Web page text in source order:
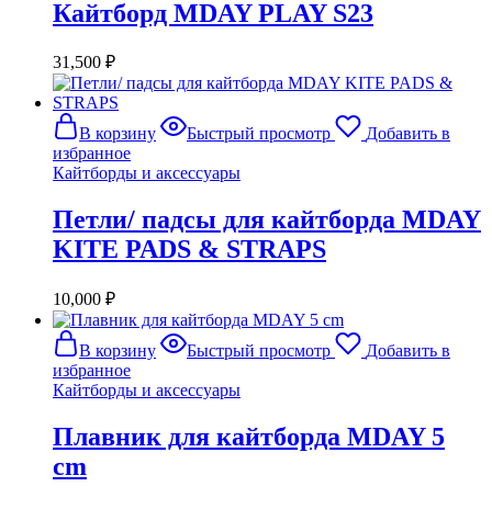
Кайтборд MDAY PLAY S23
31,500 ₽
В корзину Быстрый просмотр
Добавить в
избранное
Кайтборды и аксессуары
Петли/ падсы для кайтборда MDAY
KITE PADS & STRAPS
10,000 ₽
В корзину Быстрый просмотр
Добавить в
избранное
Кайтборды и аксессуары
Плавник для кайтборда MDAY 5
cm